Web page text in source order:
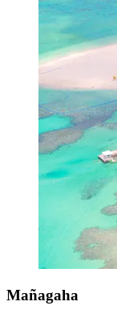
Mañagaha